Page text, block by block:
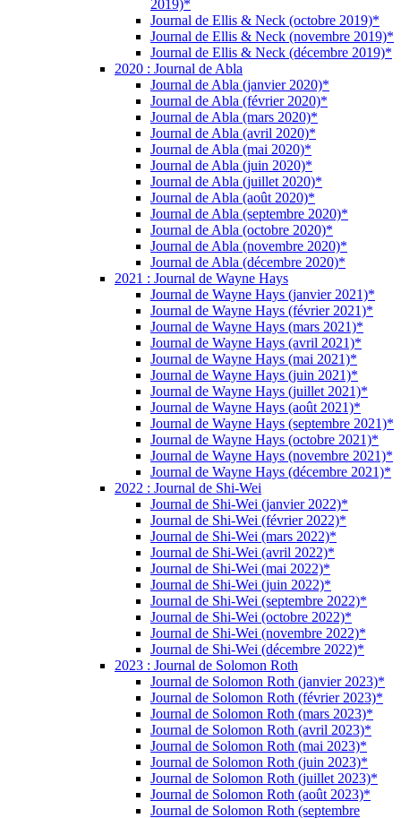
2019)*
Journal de Ellis & Neck (octobre 2019)*
Journal de Ellis & Neck (novembre 2019)*
Journal de Ellis & Neck (décembre 2019)*
2020 : Journal de Abla
Journal de Abla (janvier 2020)*
Journal de Abla (février 2020)*
Journal de Abla (mars 2020)*
Journal de Abla (avril 2020)*
Journal de Abla (mai 2020)*
Journal de Abla (juin 2020)*
Journal de Abla (juillet 2020)*
Journal de Abla (août 2020)*
Journal de Abla (septembre 2020)*
Journal de Abla (octobre 2020)*
Journal de Abla (novembre 2020)*
Journal de Abla (décembre 2020)*
2021 : Journal de Wayne Hays
Journal de Wayne Hays (janvier 2021)*
Journal de Wayne Hays (février 2021)*
Journal de Wayne Hays (mars 2021)*
Journal de Wayne Hays (avril 2021)*
Journal de Wayne Hays (mai 2021)*
Journal de Wayne Hays (juin 2021)*
Journal de Wayne Hays (juillet 2021)*
Journal de Wayne Hays (août 2021)*
Journal de Wayne Hays (septembre 2021)*
Journal de Wayne Hays (octobre 2021)*
Journal de Wayne Hays (novembre 2021)*
Journal de Wayne Hays (décembre 2021)*
2022 : Journal de Shi-Wei
Journal de Shi-Wei (janvier 2022)*
Journal de Shi-Wei (février 2022)*
Journal de Shi-Wei (mars 2022)*
Journal de Shi-Wei (avril 2022)*
Journal de Shi-Wei (mai 2022)*
Journal de Shi-Wei (juin 2022)*
Journal de Shi-Wei (septembre 2022)*
Journal de Shi-Wei (octobre 2022)*
Journal de Shi-Wei (novembre 2022)*
Journal de Shi-Wei (décembre 2022)*
2023 : Journal de Solomon Roth
Journal de Solomon Roth (janvier 2023)*
Journal de Solomon Roth (février 2023)*
Journal de Solomon Roth (mars 2023)*
Journal de Solomon Roth (avril 2023)*
Journal de Solomon Roth (mai 2023)*
Journal de Solomon Roth (juin 2023)*
Journal de Solomon Roth (juillet 2023)*
Journal de Solomon Roth (août 2023)*
Journal de Solomon Roth (septembre